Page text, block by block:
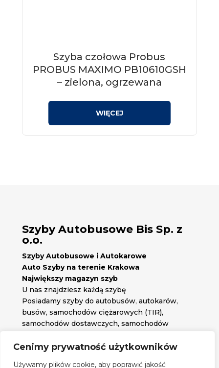
Cenimy prywatność użytkowników
Używamy plików cookie, aby poprawić jakość
Szyba czołowa Probus
PROBUS MAXIMO PB10610GSH
– zielona, ogrzewana
Szyby Autobusowe Bis Sp. z
o.o.
Szyby Autobusowe i Autokarowe
Auto Szyby na terenie Krakowa
Największy magazyn szyb
U nas znajdziesz każdą szybę
Posiadamy szyby do autobusów, autokarów,
busów, samochodów ciężarowych (TIR),
samochodów dostawczych, samochodów
potrzebujesz.
Znajdź nas na: 